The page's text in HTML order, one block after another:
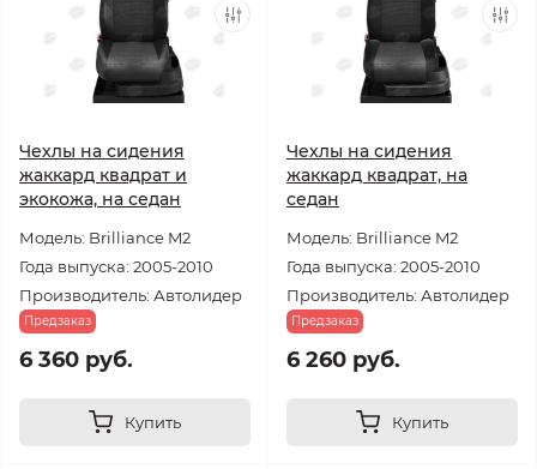
Чехлы на сидения
жаккард квадрат и
экокожа, на седан
Модель: Brilliance M2
Года выпуска: 2005-2010
Производитель: Автолидер
Предзаказ
6 360 руб.
Купить
Чехлы на сидения
жаккард квадрат, на
седан
Модель: Brilliance M2
Года выпуска: 2005-2010
Производитель: Автолидер
Предзаказ
6 260 руб.
Купить